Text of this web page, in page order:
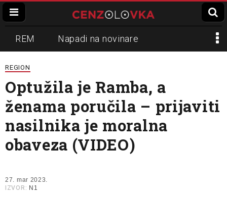
REM Napadi na novinare
Zvučni top
Propaganda Lokalni mediji
Informer Slavko Ćuruvija
REGION
Optužila je Ramba, a
ženama poručila – prijaviti
nasilnika je moralna
obaveza (VIDEO)
27. mar 2023.
IZVOR: N1